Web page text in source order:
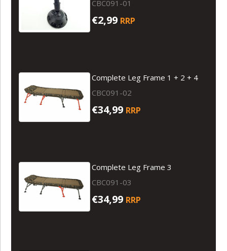
CBC091-01
€2,99 RRP
Complete Leg Frame 1 + 2 + 4
CBC091-02
€34,99 RRP
Complete Leg Frame 3
CBC091-03
€34,99 RRP